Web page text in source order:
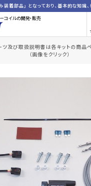
コイルの開発・販売
着部品」 となっており、基本的な知識、
及び取扱説明書は各キットの商品ペ
（画像をクリック）
S.GSX400S(コードセット付)